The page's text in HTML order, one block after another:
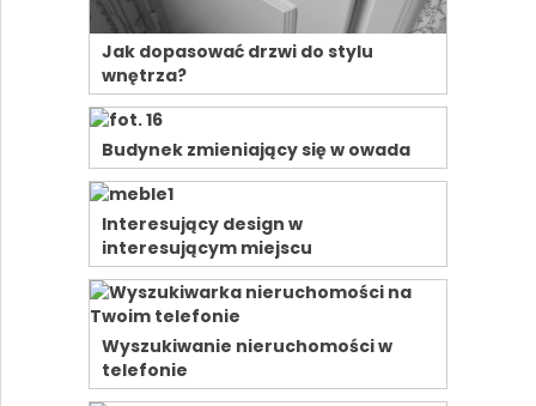
Jak dopasować drzwi do stylu
wnętrza?
Budynek zmieniający się w owada
Interesujący design w
interesującym miejscu
Wyszukiwanie nieruchomości w
telefonie